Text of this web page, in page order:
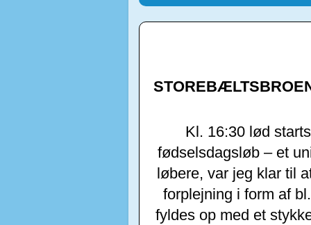
Kl. 16:30 lød
fødselsdagsløb – et
løbere, var jeg klar til
forplejning i form af
fyldes op med et